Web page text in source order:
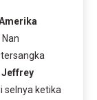
tersangka
Jeffrey
selnya ketika